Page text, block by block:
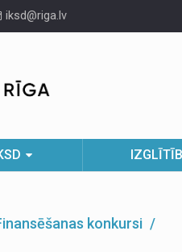
iksd@riga.lv
konkursi